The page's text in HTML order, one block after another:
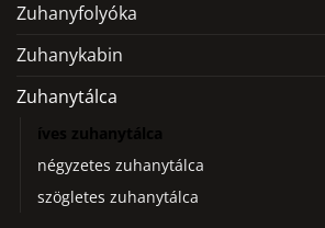
Zuhanyfolyóka
Zuhanykabin
Zuhanytálca
íves zuhanytálca
négyzetes zuhanytálca
szögletes zuhanytálca